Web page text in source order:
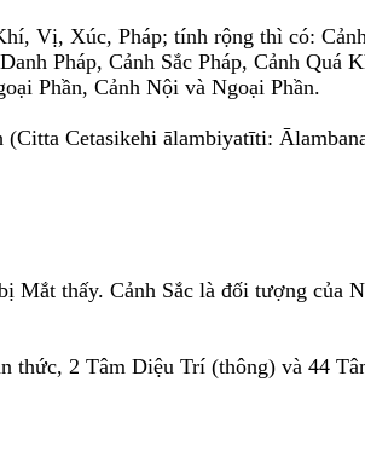
Vị, Xúc, Pháp; tính rộng thì có:
Pháp, Cảnh Sắc Pháp, Cảnh Quá
Phần, Cảnh Nội và Ngoại Phần.
Cetasikehi ālambiyatīti:
Mắt thấy. Cảnh Sắc là đối tượng của
thức, 2 Tâm Diệu Trí (thông) và 44